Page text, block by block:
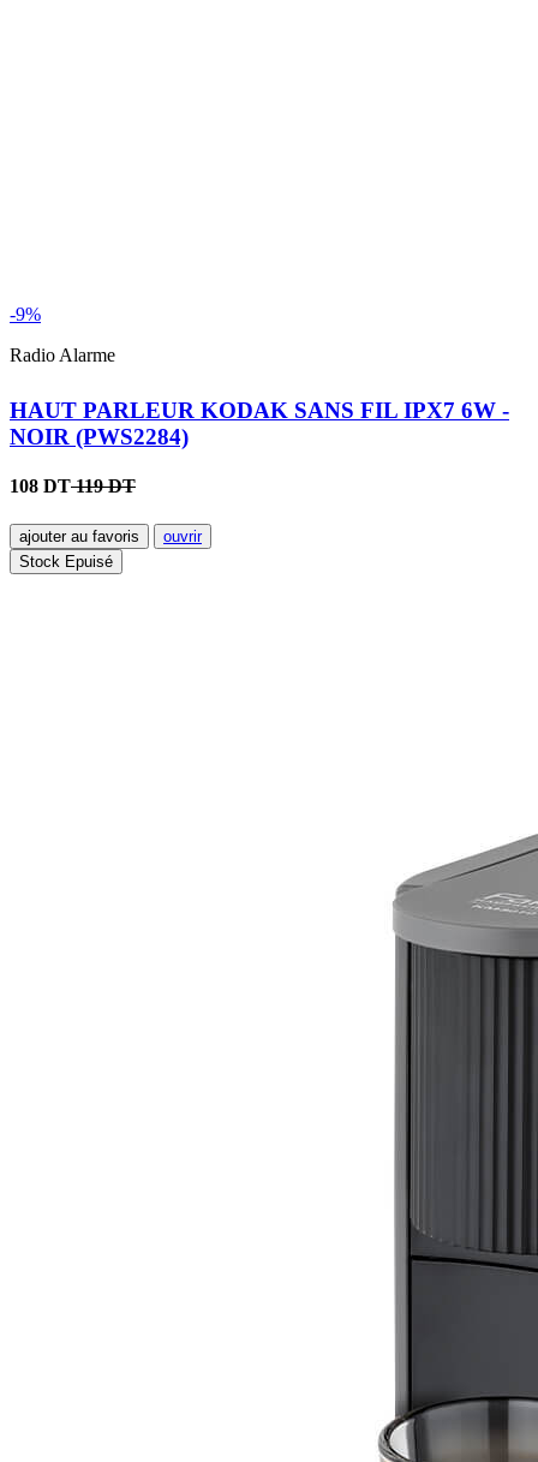
-9%
Radio Alarme
HAUT PARLEUR KODAK SANS FIL IPX7 6W -
NOIR (PWS2284)
108 DT119 DT
ajouter au favoris
ouvrir
Stock Epuisé